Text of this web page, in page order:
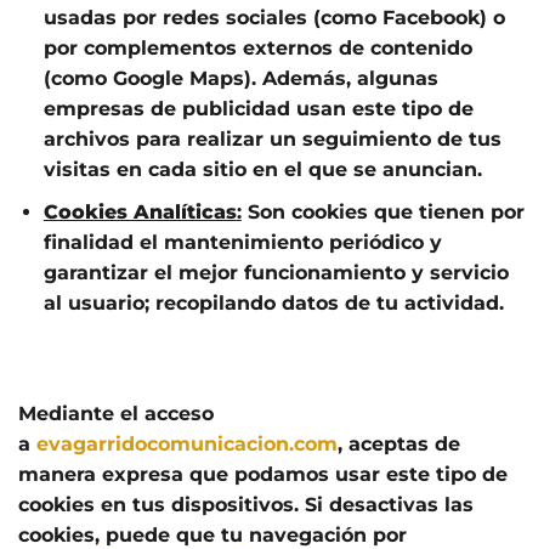
usadas por redes sociales (como Facebook) o
por complementos externos de contenido
(como Google Maps). Además, algunas
empresas de publicidad usan este tipo de
archivos para realizar un seguimiento de tus
visitas en cada sitio en el que se anuncian.
Cookies Analíticas:Son cookies que tienen por
finalidad el mantenimiento periódico y
garantizar el mejor funcionamiento y servicio
al usuario; recopilando datos de tu actividad.
Mediante el acceso
a evagarridocomunicacion.com, aceptas de
manera expresa que podamos usar este tipo de
cookies en tus dispositivos. Si desactivas las
cookies, puede que tu navegación por